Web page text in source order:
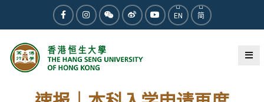
EN 简
2024-06-17 最新動向